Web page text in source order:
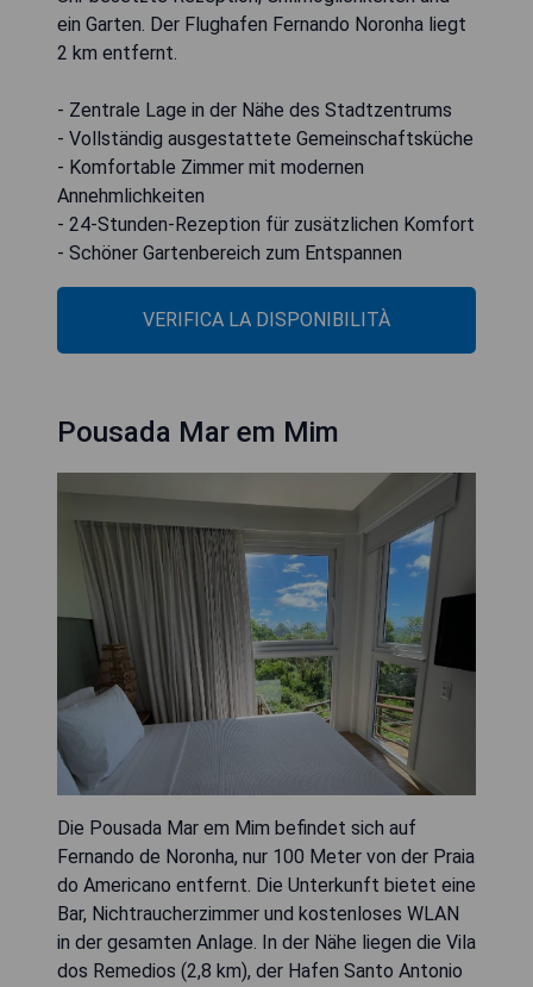
ein Garten. Der Flughafen Fernando Noronha liegt
2 km entfernt.
- Zentrale Lage in der Nähe des Stadtzentrums
- Vollständig ausgestattete Gemeinschaftsküche
- Komfortable Zimmer mit modernen
Annehmlichkeiten
- 24-Stunden-Rezeption für zusätzlichen Komfort
- Schöner Gartenbereich zum Entspannen
VERIFICA LA DISPONIBILITÀ
Pousada Mar em Mim
Die Pousada Mar em Mim befindet sich auf
Fernando de Noronha, nur 100 Meter von der Praia
do Americano entfernt. Die Unterkunft bietet eine
Bar, Nichtraucherzimmer und kostenloses WLAN
in der gesamten Anlage. In der Nähe liegen die Vila
dos Remedios (2,8 km), der Hafen Santo Antonio